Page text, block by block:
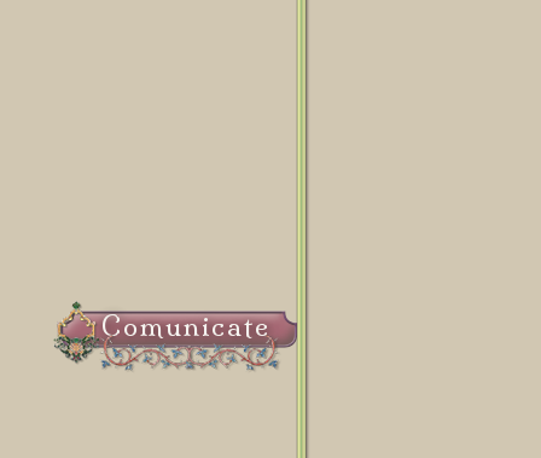
Comunicate